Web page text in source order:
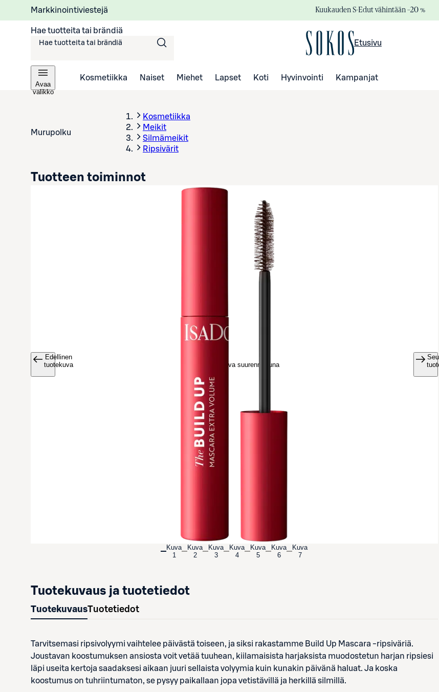
Markkinointiviestejä Kuukauden S-Edut vähintään –20 %
Hae tuotteita tai brändiä
Etusivu
Avaa
valikko
Kosmetiikka Naiset Miehet Lapset Koti Hyvinvointi Kampanjat
Murupolku
Kosmetiikka
Meikit
Silmämeikit
Ripsivärit
Avaa tuotekuva suurennettuna
Edellinen
tuotekuva
Kuva
1
Kuva
2
Kuva
3
Kuva
4
Kuva
5
Kuva
6
Kuva
7
Tuotteen toiminnot
Tuotekuvaus ja tuotetiedot
TuotekuvausTuotetiedot
Tarvitsemasi ripsivolyymi vaihtelee päivästä toiseen, ja siksi rakastamme Build Up Mascara -ripsiväriä.
Joustavan koostumuksen ansiosta voit vetää tuuhean, kiilamaisista harjaksista muodostetun harjan ripsiesi
läpi useita kertoja saadaksesi aikaan juuri sellaista volyymia kuin kunakin päivänä haluat. Ja koska
koostumus on tuhriintumaton, se pysyy paikallaan jopa vetistävillä ja herkillä silmillä.